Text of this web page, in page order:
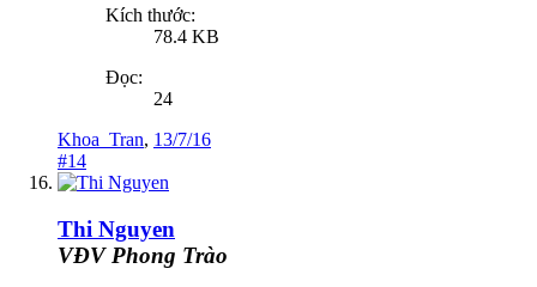
Kích thước:
78.4 KB
Đọc:
24
Khoa_Tran, 13/7/16
#14
Thi Nguyen
VĐV Phong Trào